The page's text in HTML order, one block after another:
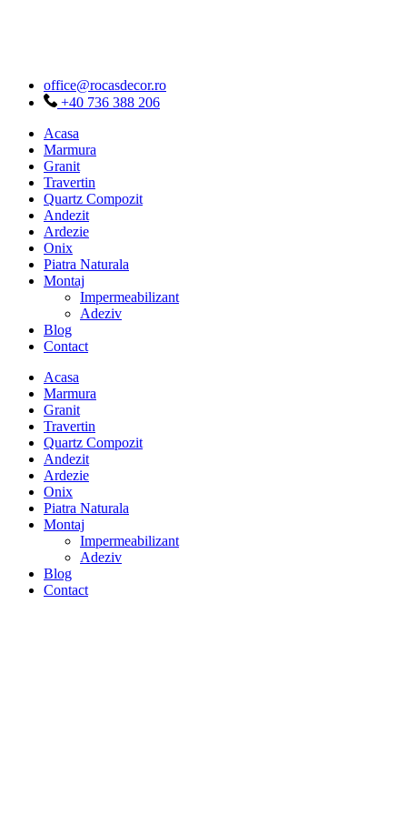
office@rocasdecor.ro
+40 736 388 206
Acasa
Marmura
Granit
Travertin
Quartz Compozit
Andezit
Ardezie
Onix
Piatra Naturala
Montaj
Impermeabilizant
Adeziv
Blog
Contact
Acasa
Marmura
Granit
Travertin
Quartz Compozit
Andezit
Ardezie
Onix
Piatra Naturala
Montaj
Impermeabilizant
Adeziv
Blog
Contact